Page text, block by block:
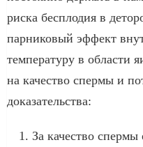
риска бесплодия в
парниковый эффект
температуру в области
на качество спермы и
доказательства:
За качество